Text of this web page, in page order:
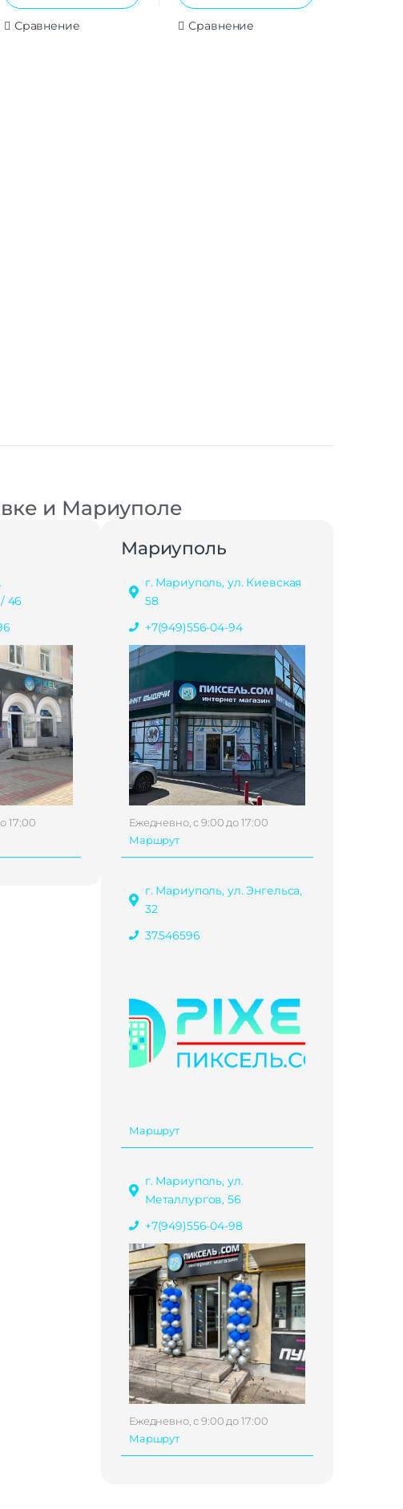
Сравнение Сравнение
и Мариуполе
46
17:00
Мариуполь
г. Мариуполь, ул. Киевская
58
+7(949)556-04-94
Ежедневно, с 9:00 до 17:00
Маршрут
г. Мариуполь, ул. Энгельса,
32
37.546596
Маршрут
г. Мариуполь, ул.
Металлургов, 56
+7(949)556-04-98
Ежедневно, с 9:00 до 17:00
Маршрут